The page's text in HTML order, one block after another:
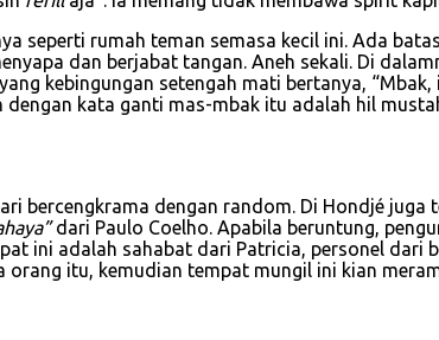
seperti rumah teman semasa kecil ini. Ada
dan berjabat tangan. Aneh sekali. Di
kebingungan setengah mati bertanya,
dengan kata ganti mas-mbak itu adalah hil
bercengkrama dengan random. Di Hondjé
dari Paulo Coelho. Apabila beruntung,
ini adalah sahabat dari Patricia, personel
itu, kemudian tempat mungil ini kian